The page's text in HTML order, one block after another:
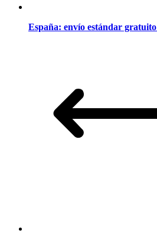
España: envío estándar gratuito